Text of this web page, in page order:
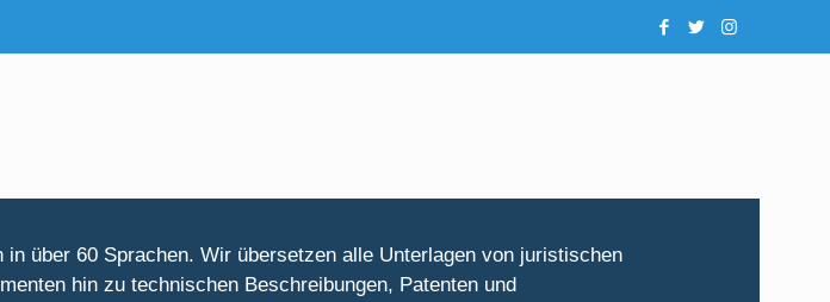
über 60 Sprachen. Wir übersetzen alle Unterlagen von juristischen
hin zu technischen Beschreibungen, Patenten und